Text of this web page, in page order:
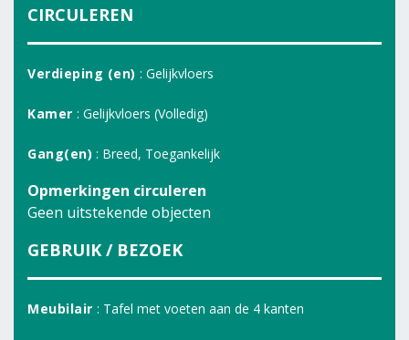
CIRCULEREN
Verdieping (en) : Gelijkvloers
Kamer : Gelijkvloers (Volledig)
Gang(en) : Breed, Toegankelijk
Opmerkingen circuleren
Geen uitstekende objecten
GEBRUIK / BEZOEK
Meubilair : Tafel met voeten aan de 4 kanten